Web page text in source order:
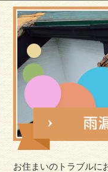
お住まいのトラブルに